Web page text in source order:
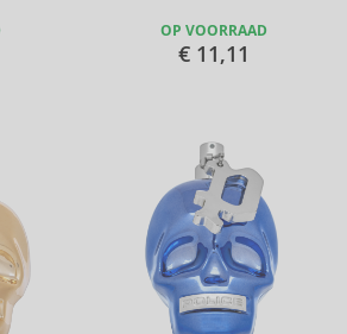
OP VOORRAAD
€ 11,11